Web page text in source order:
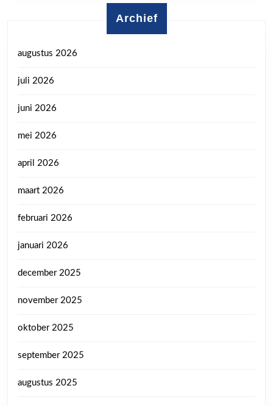
Archief
augustus 2026
juli 2026
juni 2026
mei 2026
april 2026
maart 2026
februari 2026
januari 2026
december 2025
november 2025
oktober 2025
september 2025
augustus 2025